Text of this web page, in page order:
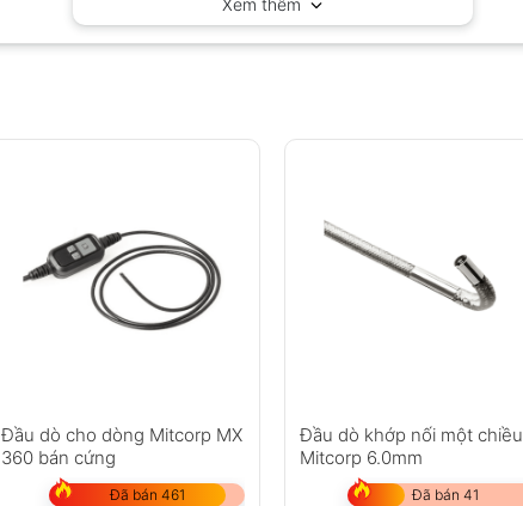
Đầu dò cho dòng Mitcorp MX
360 bán cứng
Đã bán 461
Đầu dò khớp nối một chiều
Mitcorp 6.0mm
Đã bán 41